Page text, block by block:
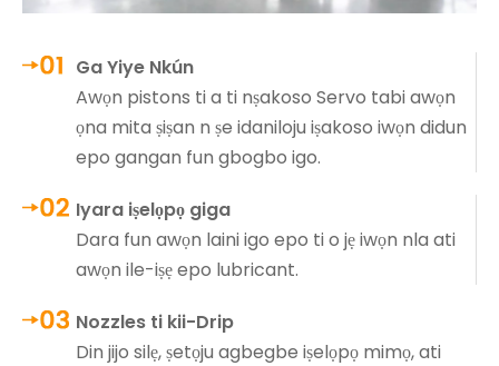
Ga Yiye Nkún
Awọn pistons ti a ti nṣakoso Servo tabi awọn
ọna mita ṣiṣan n ṣe idaniloju iṣakoso iwọn didun
epo gangan fun gbogbo igo.
Iyara iṣelọpọ giga
Dara fun awọn laini igo epo ti o jẹ iwọn nla ati
awọn ile-iṣẹ epo lubricant.
Nozzles ti kii-Drip
Din jijo silẹ, ṣetọju agbegbe iṣelọpọ mimọ, ati